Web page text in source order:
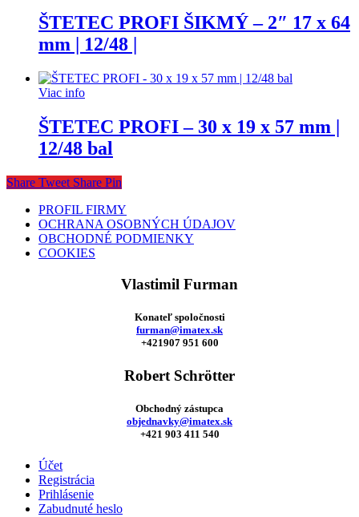
ŠTETEC PROFI ŠIKMÝ – 2″ 17 x 64
mm | 12/48 |
Viac info
ŠTETEC PROFI – 30 x 19 x 57 mm |
12/48 bal
Share Tweet Share Pin
PROFIL FIRMY
OCHRANA OSOBNÝCH ÚDAJOV
OBCHODNÉ PODMIENKY
COOKIES
Vlastimil Furman
Konateľ spoločnosti
furman@imatex.sk
+421907 951 600
Robert Schrötter
Obchodný zástupca
objednavky@imatex.sk
+421 903 411 540
Účet
Registrácia
Prihlásenie
Zabudnuté heslo